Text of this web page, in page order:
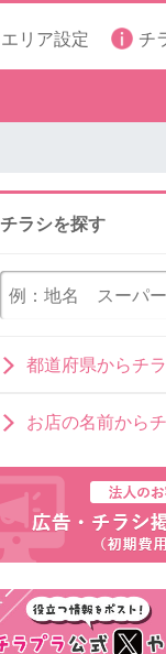
リア設定 チ
チラシを探す
都道府県からチ
お店の名前から